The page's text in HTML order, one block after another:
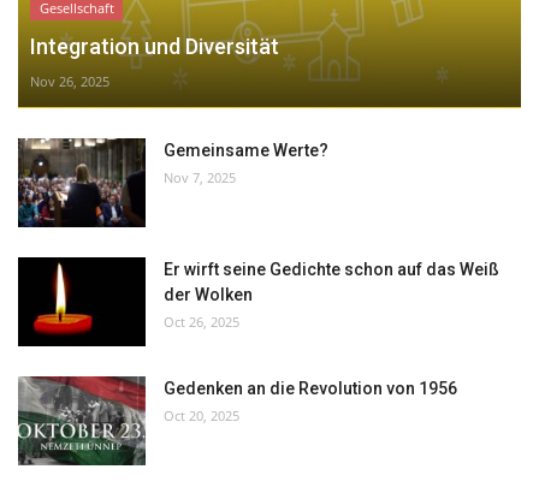
Gesellschaft
Integration und Diversität
Nov 26, 2025
Gemeinsame Werte?
Nov 7, 2025
Er wirft seine Gedichte schon auf das Weiß
der Wolken
Oct 26, 2025
Gedenken an die Revolution von 1956
Oct 20, 2025